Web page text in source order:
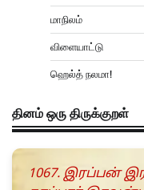
மாநிலம்
விளையாட்டு
ஹெல்த் நலமா!
தினம் ஒரு திருக்குறள்
1067. இரப்பன்